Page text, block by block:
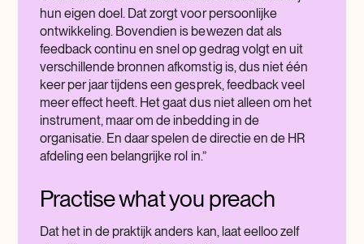
hun eigen doel. Dat zorgt voor persoonlijke
ontwikkeling. Bovendien is bewezen dat als
feedback continu en snel op gedrag volgt en uit
verschillende bronnen afkomstig is, dus niet één
keer per jaar tijdens een gesprek, feedback veel
meer effect heeft. Het gaat dus niet alleen om het
instrument, maar om de inbedding in de
organisatie. En daar spelen de directie en de HR
afdeling een belangrijke rol in.”
Practise what you preach
Dat het in de praktijk anders kan, laat eelloo zelf